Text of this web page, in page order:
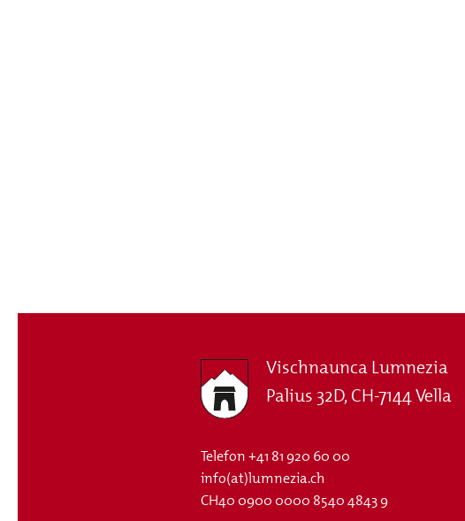
Vischnaunca Lumnezia
Palius 32D, CH-7144 Vella
Telefon+41 81 920 60 00
info(at)lumnezia.ch
CH40 0900 0000 8540 4843 9